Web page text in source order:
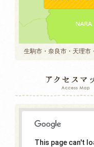
生駒市・奈良市・天理市
This page can't